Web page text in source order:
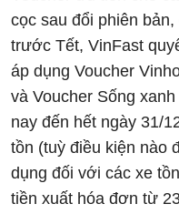
cọc sau đổi phiên
trước Tết, VinFast
áp dụng Voucher
và Voucher Sống
nay đến hết ngày 31/
tồn (tuỳ điều kiện nào
dụng đối với các xe
tiền xuất hóa đơn từ